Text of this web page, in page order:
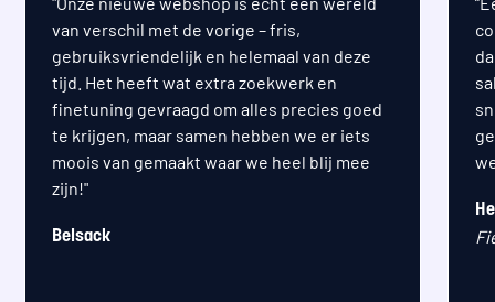
van verschil met de vorige – fris,
gebruiksvriendelijk en helemaal van deze
tijd. Het heeft wat extra zoekwerk en
finetuning gevraagd om alles precies goed
te krijgen, maar samen hebben we er iets
moois van gemaakt waar we heel blij mee
zijn!"
Belsack